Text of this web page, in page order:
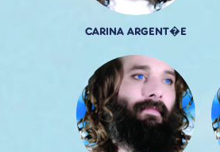
CARINA ARGENT�E